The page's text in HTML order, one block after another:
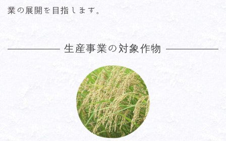
業の展開を目指します。
生産事業の対象作物